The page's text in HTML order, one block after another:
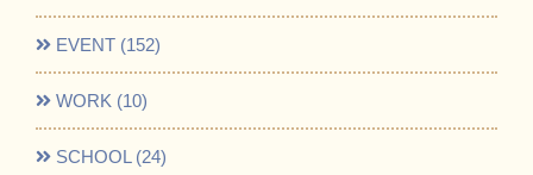
EVENT (152)
WORK (10)
SCHOOL (24)